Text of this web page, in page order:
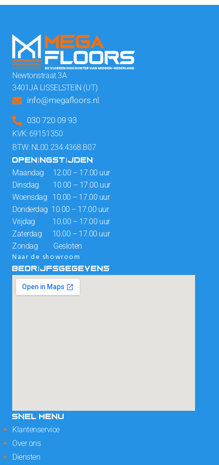
Newtonstraat 3A
3401JA IJSSELSTEIN (UT)
info@megafloors.nl
030 720 09 93
KVK: 69151350
BTW: NL00.234.4368.B07
OPENINGSTIJDEN
Maandag 12.00 – 17.00 uur
Dinsdag 10.00 – 17.00 uur
Woensdag 10.00 – 17.00 uur
Donderdag 10.00 – 17.00 uur
Vrijdag 10.00 – 17.00 uur
Zaterdag 10.00 – 17.00 uur
Zondag Gesloten
Naar de showroom
BEDRIJFSGEGEVENS
SNEL MENU
Klantenservice
Over ons
Diensten